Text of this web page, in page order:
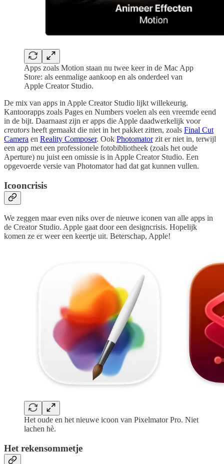
Apps zoals Motion staan nu twee keer in de Mac App
Store: als eenmalige aankoop en als onderdeel van
Apple Creator Studio.
De mix van apps in Apple Creator Studio lijkt willekeurig.
Kantoorapps zoals Pages en Numbers voelen als een vreemde eend
in de bijt. Daarnaast zijn er apps die Apple daadwerkelijk voor
creators heeft gemaakt die niet in het pakket zitten, zoals Final Cut
Camera en Reality Composer. Ook Photomatorzit er niet in, terwijl
een app met een professionele fotobibliotheek (zoals het oude
Aperture) nu juist een omissie is in Apple Creator Studio. Een
opgevoerde versie van Photomator had dat gat kunnen vullen.
Icooncrisis
We zeggen maar even niks over de nieuwe iconen van alle apps in
de Creator Studio. Apple gaat door een designcrisis. Hopelijk
komen ze er weer een keertje uit. Beterschap, Apple!
Het oude en het nieuwe icoon van Pixelmator Pro. Niet
lachen hè.
Het rekensommetje